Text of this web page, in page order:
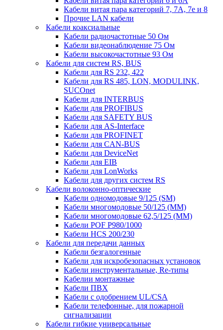
Кабели витая пара категорий 7, 7А, 7е и 8
Прочие LAN кабели
Кабели коаксиальные
Кабели радиочастотные 50 Ом
Кабели видеонаблюдение 75 Ом
Кабели высокочастотные 93 Ом
Кабели для систем RS, BUS
Кабели для RS 232, 422
Кабели для RS 485, LON, MODULINK,
SUCOnet
Кабели для INTERBUS
Кабели для PROFIBUS
Кабели для SAFETY BUS
Кабели для AS-Interface
Кабели для PROFINET
Кабели для CAN-BUS
Кабели для DeviceNet
Кабели для EIB
Кабели для LonWorks
Кабели для других систем RS
Кабели волоконно-оптические
Кабели одномодовые 9/125 (SM)
Кабели многомодовые 50/125 (ММ)
Кабели многомодовые 62,5/125 (ММ)
Кабели POF P980/1000
Кабели HCS 200/230
Кабели для передачи данных
Кабели безгалогенные
Кабели для искробезопасных установок
Кабели инструментальные, Re-типы
Кабелии монтажные
Кабели ПВХ
Кабели с одобрением UL/CSA
Кабели телефонные, для пожарной
сигнализации
Кабели гибкие универсальные